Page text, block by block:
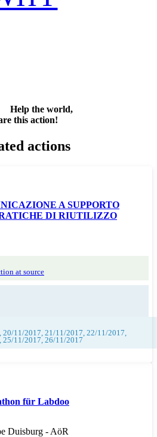
Help the world,
this action!
actions
A SUPPORTO
DI RIUTILIZZO
at source
20/11/2017, 21/11/2017, 22/11/2017,
11/2017, 26/11/2017
für Labdoo
Duisburg - AöR